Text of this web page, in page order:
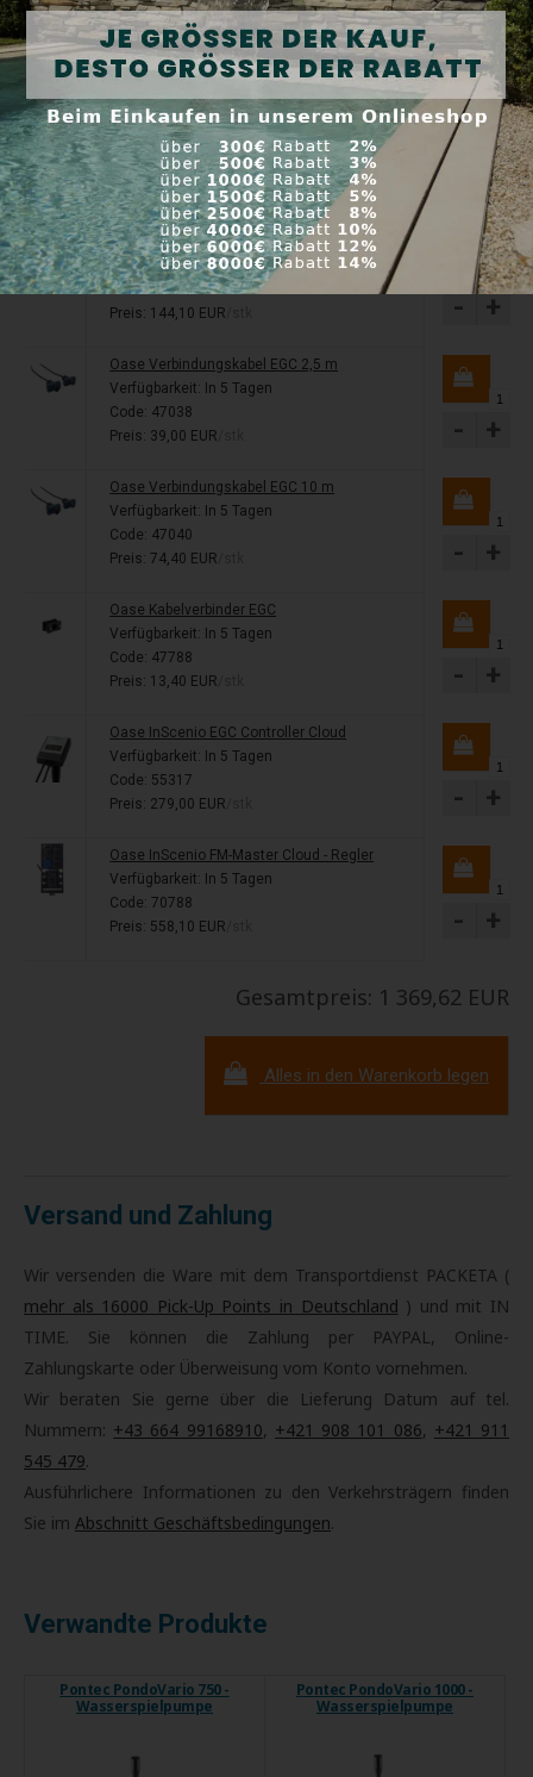
Teichtechnik Reiniger
Verfügbarkeit:Auf Lager
Code: 40242
- +
Oase Pumpenschutzbeutel
Verfügbarkeit:
In 5 Tagen
Code: 34876
Preis: 25,10 EUR/stk +
Oase Eco Control - Regler für Pumpen
Verfügbarkeit:In 5 Tagen
Code: 47673
Preis: 144,10 EUR
- +
Oase Verbindungskabel EGC 2,5 m
Verfügbarkeit: In 5 Tagen
Code: 47038
Preis: 39,00 EUR
- +
Oase Verbindungskabel EGC 10 m
Verfügbarkeit: In 5 Tagen
Code: 47040
Preis: 74,40 EUR
- +
Oase Kabelverbinder EGC
Verfügbarkeit: In 5 Tagen
Code: 47788
Preis: 13,40 EUR
- +
Oase InScenio EGC Controller Cloud
Verfügbarkeit: In 5 Tagen
Code: 55317
Preis: 279,00 EUR
- +
Oase InScenio FM-Master Cloud - Regler
Verfügbarkeit: In 5 Tagen
Code: 70788
Preis: 558,10 EUR
- +
Gesamtpreis: 1 369,62 EUR
Alles in den Warenkorb legen
Versand und Zahlung
Wir versenden die Ware mit dem Transportdienst PACKETA (
mehr als 16000 Pick-Up Points in Deutschland ) und mit IN
TIME. Sie können die Zahlung per PAYPAL, Online-
Zahlungskarte oder Überweisung vom Konto vornehmen.
Wir beraten Sie gerne über die Lieferung Datum auf tel.
Nummern: +43 664 99168910, +421 908 101 086, +421 911
545 479.
Ausführlichere Informationen zu den Verkehrsträgern finden
Sie im Abschnitt Geschäftsbedingungen.
Verwandte Produkte
Pontec PondoVario 750 -
Wasserspielpumpe
Pontec PondoVario 1000 -
Wasserspielpumpe